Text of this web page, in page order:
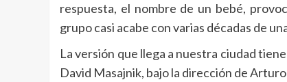
respuesta, el nombre de un bebé,
grupo casi acabe con varias décadas de
La versión que llega a nuestra ciudad
David Masajnik, bajo la dirección de Arturo